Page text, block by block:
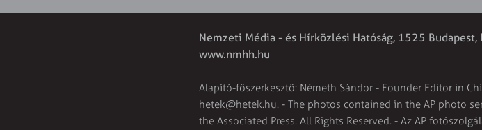
Nemzeti Média - és Hírközlési Hatóság, 1525
www.nmhh.hu
Alapító-főszerkesztő: Németh Sándor - Founder Editor in
hetek@hetek.hu. - The photos contained in the AP photo
the Associated Press. All Rights Reserved. - Az AP